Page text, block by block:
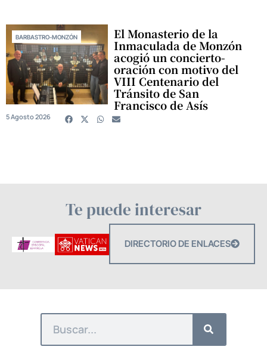
BARBASTRO-MONZÓN El Monasterio de la
Inmaculada de Monzón
acogió un concierto-
oración con motivo del
VIII Centenario del
Tránsito de San
Francisco de Asís
5 Agosto 2026
Te puede interesar
DIRECTORIO DE ENLACES